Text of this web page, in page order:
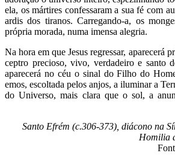
ela, os mártires confessaram a sua fé com
ardis dos tiranos. Carregando-a, os
própria morada, numa imensa alegria.
Na hora em que Jesus regressar, aparecerá
ceptro precioso, vivo, verdadeiro e santo
aparecerá no céu o sinal do Filho do
emos, escoltada pelos anjos, a iluminar a
do Universo, mais clara que o sol, a
Santo Efrém (c.306-373), diácono na
Homilia